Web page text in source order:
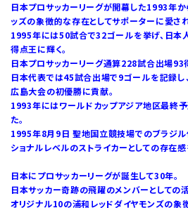
日本プロサッカーリーグが開幕した1993年
ッズの象徴的な存在としてサポーターに愛され
1995年には50試合で32ゴールを挙げ、日本
得点王に輝く。
日本プロサッカーリーグ通算228試合出場93
日本代表では45試合出場で9ゴールを記録し
広島大会の初優勝に貢献。
1993年にはワールドカップアジア地区最終予
た。
1995年8月9日 聖地国立競技場でのブラジ
ショナルレベルのストライカーとしての存在感
日本にプロサッカーリーグが誕生して30年。
日本サッカー奇跡の飛躍のメンバーとしての
オリジナル10の浦和レッドダイヤモンズの象